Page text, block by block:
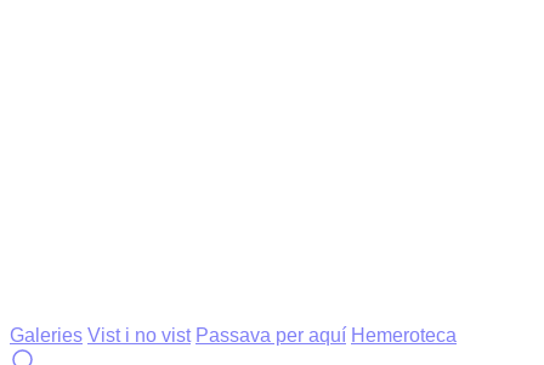
Galeries Vist i no vist Passava per aquí Hemeroteca